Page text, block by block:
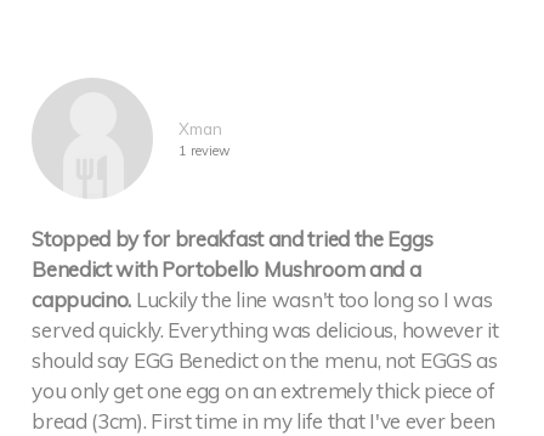
Xman
1 review
Stopped by for breakfast and tried the Eggs
Benedict with Portobello Mushroom and a
cappucino. Luckily the line wasn't too long so I was
served quickly. Everything was delicious, however it
should say EGG Benedict on the menu, not EGGS as
you only get one egg on an extremely thick piece of
bread (3cm). First time in my life that I've ever been